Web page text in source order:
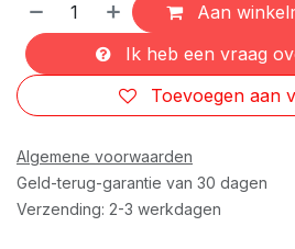
Aan
Ik heb een vraag
Toevoegen aan
Algemene voorwaarden
Geld-terug-garantie van 30 dagen
Verzending: 2-3 werkdagen